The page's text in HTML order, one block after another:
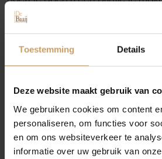
Toestemming Details
Deze website maakt gebruik van
We gebruiken cookies om content
personaliseren, om functies voor
en om ons websiteverkeer te
informatie over uw gebruik van
dit mee te nemen naar de
Geef dan even bij het maken
Bij Autobedrijf De Baaij helpen
onze garage om uw
vervangen en profiteer van de
directonlineeen afspraak
Neem dan gerust even contact
Autolease
Financiering
Autoverzekeringen